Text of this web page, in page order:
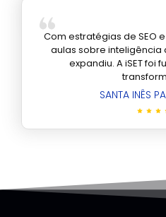
Com estratégias de SEO
aulas sobre inteligência
expandiu. A iSET foi
SANTA INÊS